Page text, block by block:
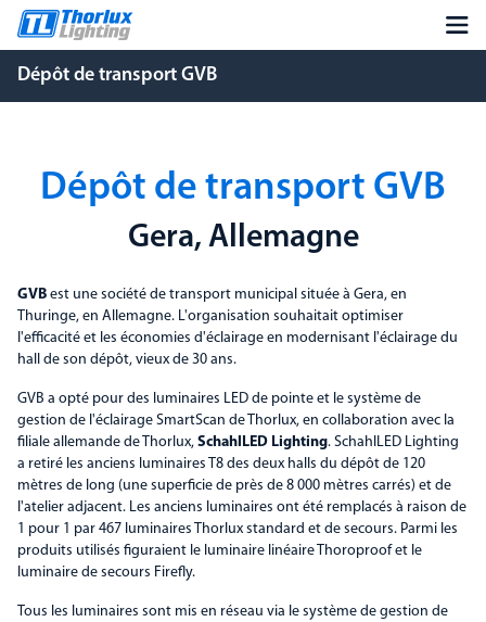
Dépôt de transport GVB
Dépôt de transport GVB
Gera, Allemagne
GVB est une société de transport municipal située à Gera, en
Thuringe, en Allemagne. L'organisation souhaitait optimiser
l'efficacité et les économies d'éclairage en modernisant l'éclairage du
hall de son dépôt, vieux de 30 ans.
GVB a opté pour des luminaires LED de pointe et le système de
gestion de l'éclairage SmartScan de Thorlux, en collaboration avec la
filiale allemande de Thorlux, SchahlLED Lighting. SchahlLED Lighting
a retiré les anciens luminaires T8 des deux halls du dépôt de 120
mètres de long (une superficie de près de 8 000 mètres carrés) et de
l'atelier adjacent. Les anciens luminaires ont été remplacés à raison de
1 pour 1 par 467 luminaires Thorlux standard et de secours. Parmi les
produits utilisés figuraient le luminaire linéaire Thoroproof et le
luminaire de secours Firefly.
Tous les luminaires sont mis en réseau via le système de gestion de